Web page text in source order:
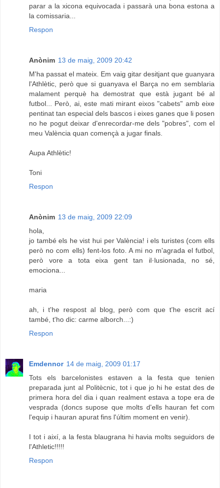
parar a la xicona equivocada i passarà una bona estona a
la comissaria...
Respon
Anònim 13 de maig, 2009 20:42
M'ha passat el mateix. Em vaig gitar desitjant que guanyara
l'Athlètic, però que si guanyava el Barça no em semblaria
malament perquè ha demostrat que està jugant bé al
futbol... Però, ai, este mati mirant eixos "cabets" amb eixe
pentinat tan especial dels bascos i eixes ganes que li posen
no he pogut deixar d'enrecordar-me dels "pobres", com el
meu València quan començà a jugar finals.
Aupa Athlètic!
Toni
Respon
Anònim 13 de maig, 2009 22:09
hola,
jo també els he vist hui per València! i els turistes (com ells
però no com ells) fent-los foto. A mi no m'agrada el futbol,
però vore a tota eixa gent tan il·lusionada, no sé,
emociona...
maria
ah, i t'he respost al blog, però com que t'he escrit ací
també, t'ho dic: carme alborch...:)
Respon
Emdennor 14 de maig, 2009 01:17
Tots els barcelonistes estaven a la festa que tenien
preparada junt al Politècnic, tot i que jo hi he estat des de
primera hora del dia i quan realment estava a tope era de
vesprada (doncs supose que molts d'ells hauran fet com
l'equip i hauran apurat fins l'últim moment en venir).
I tot i així, a la festa blaugrana hi havia molts seguidors de
l'Athletic!!!!!
Respon